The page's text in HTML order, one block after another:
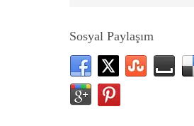
Sosyal Paylaşım